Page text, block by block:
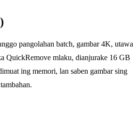
pangolahan batch, gambar 4K, utawa
QuickRemove mlaku, dianjurake 16 GB
ing memori, lan saben gambar sing